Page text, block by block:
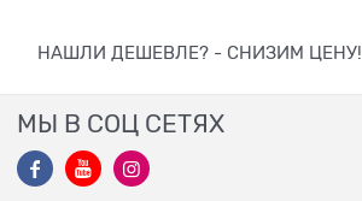
НАШЛИ ДЕШЕВЛЕ? - СНИЗИМ ЦЕНУ!
МЫ В СОЦ СЕТЯХ